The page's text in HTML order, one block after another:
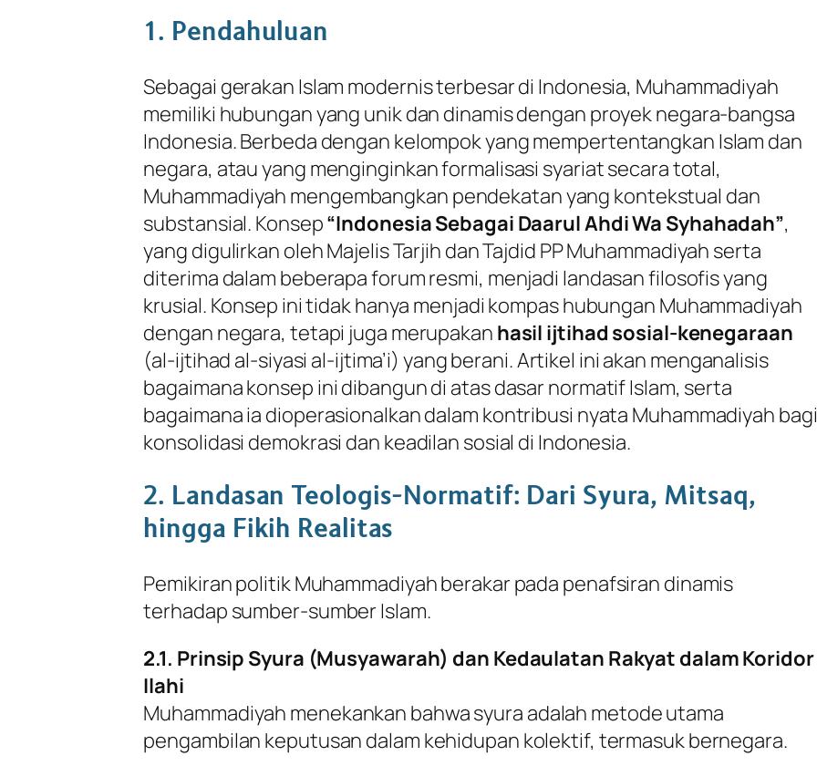
1. Pendahuluan
Sebagai gerakan Islam modernis terbesar di Indonesia, Muhammadiyah
memiliki hubungan yang unik dan dinamis dengan proyek negara-bangsa
Indonesia. Berbeda dengan kelompok yang mempertentangkan Islam dan
negara, atau yang menginginkan formalisasi syariat secara total,
Muhammadiyah mengembangkan pendekatan yang kontekstual dan
substansial. Konsep“Indonesia Sebagai Daarul Ahdi Wa Syhahadah”,
yang digulirkan oleh Majelis Tarjih dan Tajdid PP Muhammadiyah serta
diterima dalam beberapa forum resmi, menjadi landasan filosofis yang
krusial. Konsep ini tidak hanya menjadi kompas hubungan Muhammadiyah
dengan negara, tetapi juga merupakan hasil ijtihad sosial-kenegaraan
(al-ijtihad al-siyasi al-ijtima’i) yang berani. Artikel ini akan menganalisis
bagaimana konsep ini dibangun di atas dasar normatif Islam, serta
bagaimana ia dioperasionalkan dalam kontribusi nyata Muhammadiyah bagi
konsolidasi demokrasi dan keadilan sosial di Indonesia.
2. Landasan Teologis-Normatif: Dari Syura, Mitsaq,
hingga Fikih Realitas
Pemikiran politik Muhammadiyah berakar pada penafsiran dinamis
terhadap sumber-sumber Islam.
2.1. Prinsip Syura (Musyawarah) dan Kedaulatan Rakyat dalam Koridor
Ilahi
Muhammadiyah menekankan bahwa syura adalah metode utama
pengambilan keputusan dalam kehidupan kolektif, termasuk bernegara.